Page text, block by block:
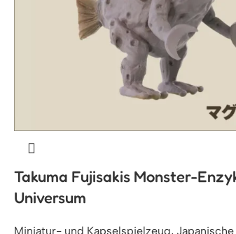
Takuma Fujisakis Monster-
Universum
Miniatur- und Kapselspielzeug,